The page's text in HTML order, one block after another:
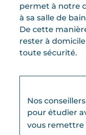
permet à notre
à sa salle de
De cette
rester à
toute sécurité.
Nos
pour étudier
vous remettre